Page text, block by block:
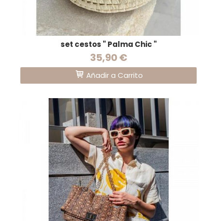
set cestos " Palma Chic "
35,90 €
Añadir a Carrito